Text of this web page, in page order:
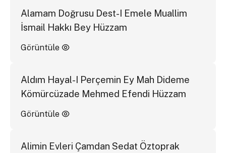
Alamam Doğrusu Dest-I Emele Muallim
İsmail Hakkı Bey Hüzzam
Görüntüle
Aldım Hayal-I Perçemin Ey Mah Dideme
Kömürcüzade Mehmed Efendi Hüzzam
Görüntüle
Alimin Evleri Çamdan Sedat Öztoprak